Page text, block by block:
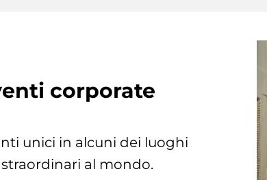
corporate
unici in alcuni dei luoghi
al mondo.